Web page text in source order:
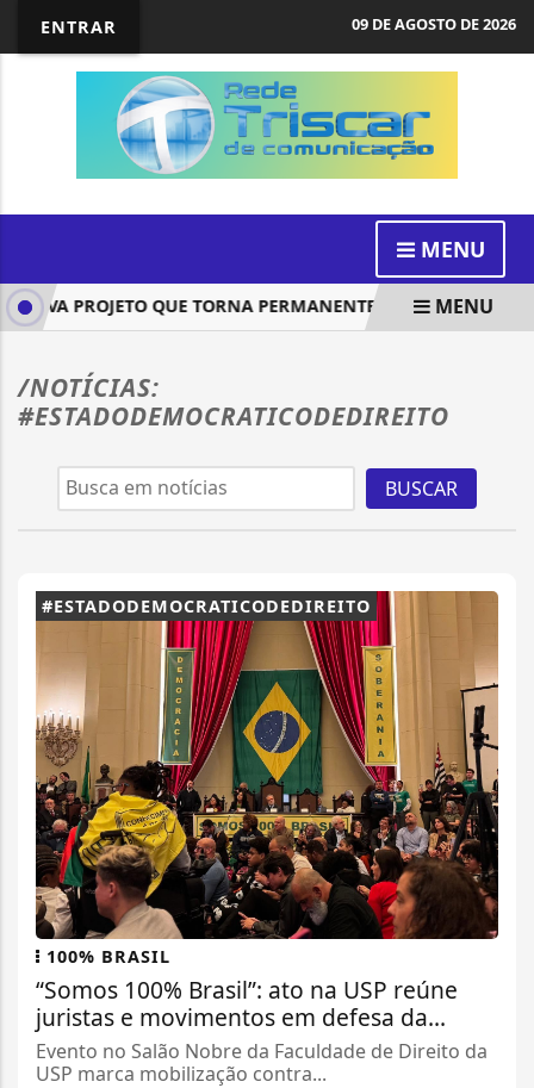
ENTRAR 09 DE AGOSTO DE 2026
MENU
PROJETO QUE TORNA PERMANENTES OS INCENTIVOS
MENU
/NOTÍCIAS:
#ESTADODEMOCRATICODEDIREITO
BUSCAR
#ESTADODEMOCRATICODEDIREITO
100% BRASIL
“Somos 100% Brasil”: ato na USP reúne
juristas e movimentos em defesa da...
Evento no Salão Nobre da Faculdade de Direito da
USP marca mobilização contra...